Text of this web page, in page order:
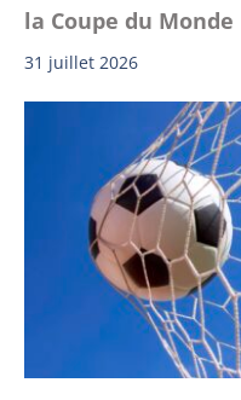
la Coupe du Monde
31 juillet 2026